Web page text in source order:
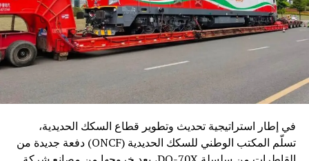
في إطار استراتيجية تحديث وتطوير قطاع السكك الحديدية،
تسلّم المكتب الوطني للسكك الحديدية (ONCF) دفعة جديدة من